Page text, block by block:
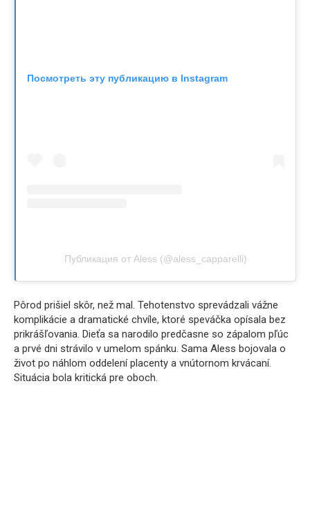
Посмотреть эту публикацию в Instagram
Публикация от Aless (@aless_capparelli)
Pôrod prišiel skôr, než mal. Tehotenstvo sprevádzali vážne
komplikácie a dramatické chvíle, ktoré speváčka opísala bez
prikrášľovania. Dieťa sa narodilo predčasne so zápalom pľúc
a prvé dni strávilo v umelom spánku. Sama Aless bojovala o
život po náhlom oddelení placenty a vnútornom krvácaní.
Situácia bola kritická pre oboch.